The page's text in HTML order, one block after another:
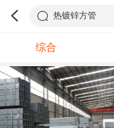
热镀锌方管
综合